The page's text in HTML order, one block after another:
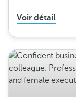
Voir détail